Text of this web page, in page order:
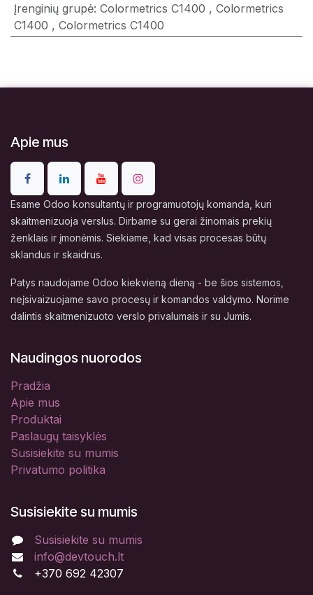
Įrenginių grupė: Colormetrics C1400 , Colormetrics
C1400 , Colormetrics C1400
Apie mus
Esame Odoo konsultantų ir programuotojų komanda, kuri
skaitmenizuoja verslus. Dirbame su gerai žinomais prekių
ženklais ir įmonėmis. Siekiame, kad visas procesas būtų
sklandus ir skaidrus.
Patys naudojame Odoo kiekvieną dieną - be šios sistemos,
neįsivaizuojame savo procesų ir komandos valdymo. Norime
dalintis skaitmenizuoto verslo privalumais ir su Jumis.
Naudingos nuorodos
Pradžia
Apie mus
Produktai
Paslaugų taisyklės
Susisiekite su mumis
Privatumo politika
Susisiekite su mumis
Susisiekite su mumis
info@devtouch.lt
+370 692 42307